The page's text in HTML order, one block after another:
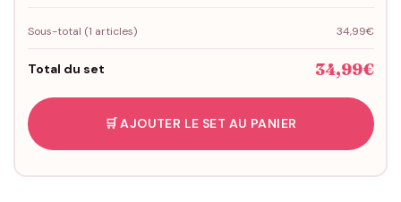
Sous-total (1 articles) 34,99€
Total du set 34,99€
🛒 AJOUTER LE SET AU PANIER